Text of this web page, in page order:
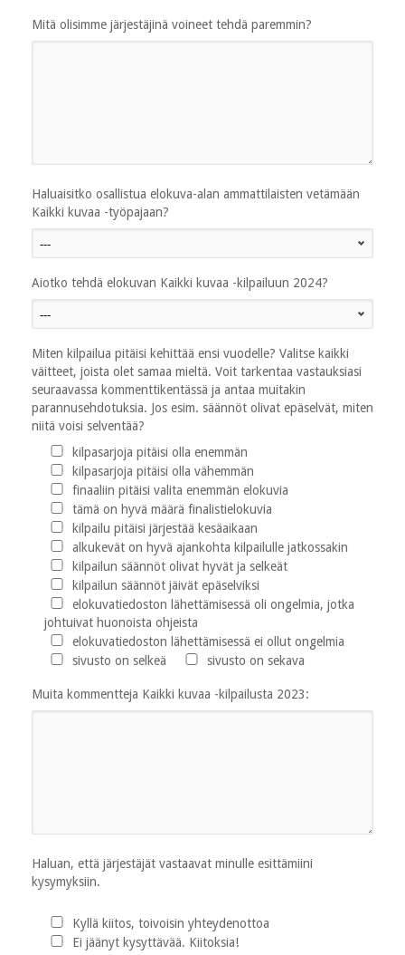
Mitä olisimme järjestäjinä voineet tehdä paremmin?
Haluaisitko osallistua elokuva-alan ammattilaisten vetämään
Kaikki kuvaa -työpajaan?
Aiotko tehdä elokuvan Kaikki kuvaa -kilpailuun 2024?
Miten kilpailua pitäisi kehittää ensi vuodelle? Valitse kaikki
väitteet, joista olet samaa mieltä. Voit tarkentaa vastauksiasi
seuraavassa kommenttikentässä ja antaa muitakin
parannusehdotuksia. Jos esim. säännöt olivat epäselvät, miten
niitä voisi selventää?
kilpasarjoja pitäisi olla enemmän
kilpasarjoja pitäisi olla vähemmän
finaaliin pitäisi valita enemmän elokuvia
tämä on hyvä määrä finalistielokuvia
kilpailu pitäisi järjestää kesäaikaan
alkukevät on hyvä ajankohta kilpailulle jatkossakin
kilpailun säännöt olivat hyvät ja selkeät
kilpailun säännöt jäivät epäselviksi
elokuvatiedoston lähettämisessä oli ongelmia, jotka
johtuivat huonoista ohjeista
elokuvatiedoston lähettämisessä ei ollut ongelmia
sivusto on selkeä
sivusto on sekava
Muita kommentteja Kaikki kuvaa -kilpailusta 2023:
Haluan, että järjestäjät vastaavat minulle esittämiini
kysymyksiin.
Kyllä kiitos, toivoisin yhteydenottoa
Ei jäänyt kysyttävää. Kiitoksia!